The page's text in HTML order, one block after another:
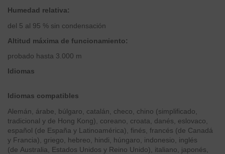
Humedad relativa:
del 5 al 95 % sin condensación
Altitud máxima de funciona­miento:
probado hasta 3.000 m
Idiomas
Idiomas compatibles
Alemán, árabe, búlgaro, catalán, checo, chino (simplificado,
tradicional y de Hong Kong), coreano, croata, danés, eslovaco,
español (de España y Latinoamérica), finés, francés (de Canadá
y Francia), griego, hebreo, hindi, húngaro, indonesio, inglés
(de Australia, Estados Unidos y Reino Unido), italiano, japonés,